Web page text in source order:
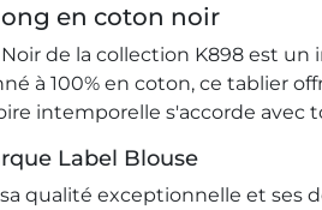
en coton noir
de la collection K898 est
à 100% en coton, ce tablier
intemporelle s'accorde
Label Blouse
qualité exceptionnelle et